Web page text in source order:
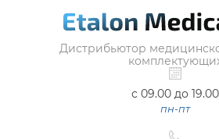
Дистрибьютор
с 09.00 до 19.00
пн-пт